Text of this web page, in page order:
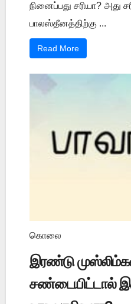
நினைப்பது சரியா? அது
பாலஸ்தீனத்திற்கு ...
Read More
கொலை
இரண்டு
சண்டையிட்டால்